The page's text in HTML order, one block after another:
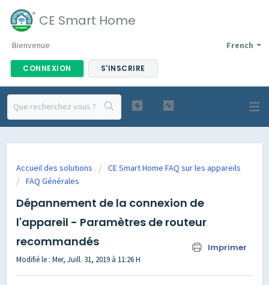
CE Smart Home
French
Bienvenue
CONNEXION S'INSCRIRE
Accueil des solutions
CE Smart Home FAQ sur les appareils
FAQ Générales
Dépannement de la connexion de
l'appareil - Paramètres de routeur
recommandés
Imprimer
Modifié le : Mer, Juill. 31, 2019 à 11:26 H